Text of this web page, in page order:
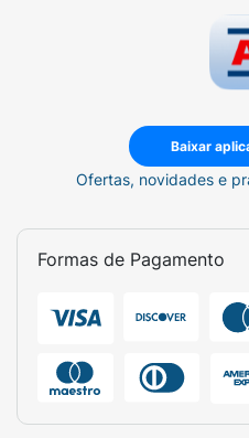
Baixar
Ofertas, novidades e
Formas de Pagamento